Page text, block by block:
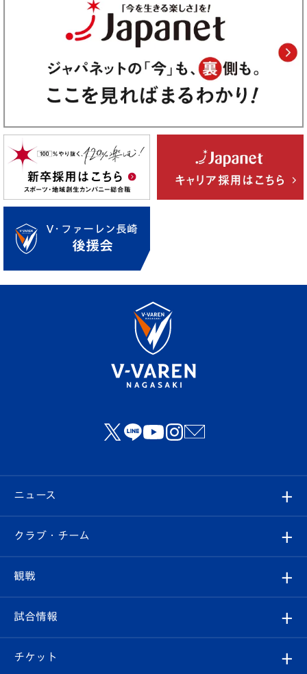
ニュース
すべて
クラブ
試合情報
クラブ・チーム
クラブ概要
観戦
観戦ルール
試合情報
試合日程/結果
チケット